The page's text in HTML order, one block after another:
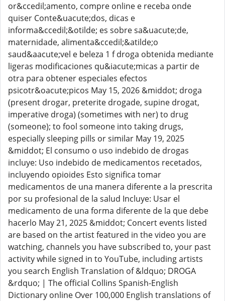
or&ccedil;amento, compre online e receba onde
quiser Conte&uacute;dos, dicas e
informa&ccedil;&otilde; es sobre sa&uacute;de,
maternidade, alimenta&ccedil;&atilde;o
saud&aacute;vel e beleza 1 f droga obtenida mediante
ligeras modificaciones qu&iacute;micas a partir de
otra para obtener especiales efectos
psicotr&oacute;picos May 15, 2026 &middot; droga
(present drogar, preterite drogade, supine drogat,
imperative droga) (sometimes with ner) to drug
(someone); to fool someone into taking drugs,
especially sleeping pills or similar May 19, 2025
&middot; El consumo o uso indebido de drogas
incluye: Uso indebido de medicamentos recetados,
incluyendo opioides Esto significa tomar
medicamentos de una manera diferente a la prescrita
por su profesional de la salud Incluye: Usar el
medicamento de una forma diferente de la que debe
hacerlo May 21, 2025 &middot; Concert events listed
are based on the artist featured in the video you are
watching, channels you have subscribed to, your past
activity while signed in to YouTube, including artists
you search English Translation of &ldquo; DROGA
&rdquo; | The official Collins Spanish-English
Dictionary online Over 100,000 English translations of